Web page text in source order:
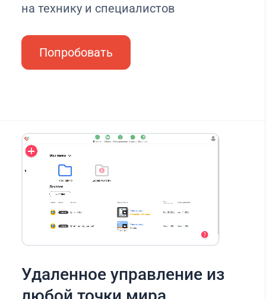
на технику и специалистов
Попробовать
Удаленное управление из